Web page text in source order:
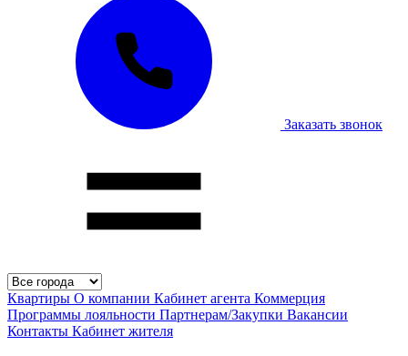
Заказать звонок
Квартиры О компании Кабинет агента Коммерция
Программы лояльности Партнерам/Закупки Вакансии
Контакты Кабинет жителя